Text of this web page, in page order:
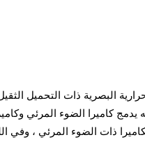
يدمج كاميرا الضوء المرئي
ذات الضوء المرئي ، وفي